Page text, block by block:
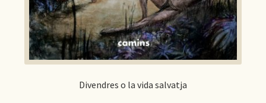
Divendres o la vida salvatja